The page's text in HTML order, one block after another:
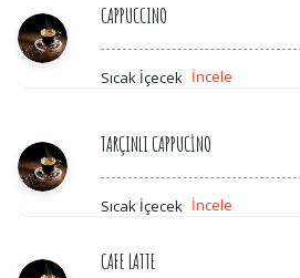
CAPPUCCINO
Sıcak İçecek İncele
TARÇINLI CAPPUCİNO
Sıcak İçecek İncele
CAFE LATTE